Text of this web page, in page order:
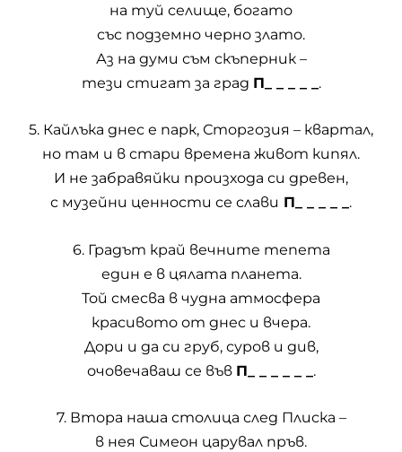
на туй селище, богато
със подземно черно злато.
Аз на думи съм скъперник –
тези стигат за град П_ _ _ _ _ .
5. Кайлъка днес е парк, Сторгозия – квартал,
но там и в стари времена живот кипял.
И не забравяйки произхода си древен,
с музейни ценности се слави П_ _ _ _ _ .
6. Градът край вечните тепета
един е в цялата планета.
Той смесва в чудна атмосфера
красивото от днес и вчера.
Дори и да си груб, суров и див,
очовечаваш се във П_ _ _ _ _ _ .
7. Втора наша столица след Плиска –
в нея Симеон царувал пръв.